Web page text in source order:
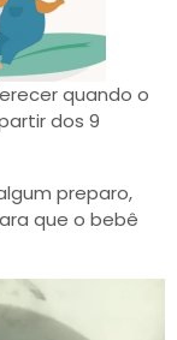
quando o
dos 9
preparo,
que o bebê